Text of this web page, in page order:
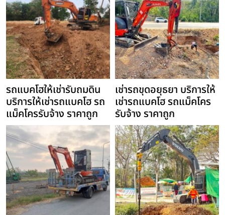
รถแบคโฮให้เช่ารับถมดิน
บริการให้เช่ารถแบคโฮ รถ
แม็คโครรับจ้าง ราคาถูก
เช่ารถขุดอยุธยา บริการให้
เช่ารถแบคโฮ รถแม็คโคร
รับจ้าง ราคาถูก